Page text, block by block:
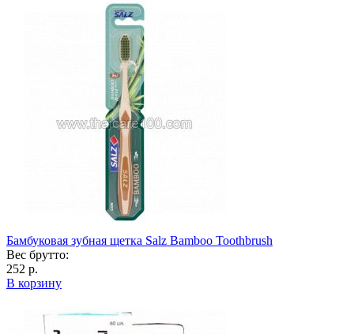
Бамбуковая зубная щетка Salz Bamboo Toothbrush
Вес брутто:
252 р.
В корзину